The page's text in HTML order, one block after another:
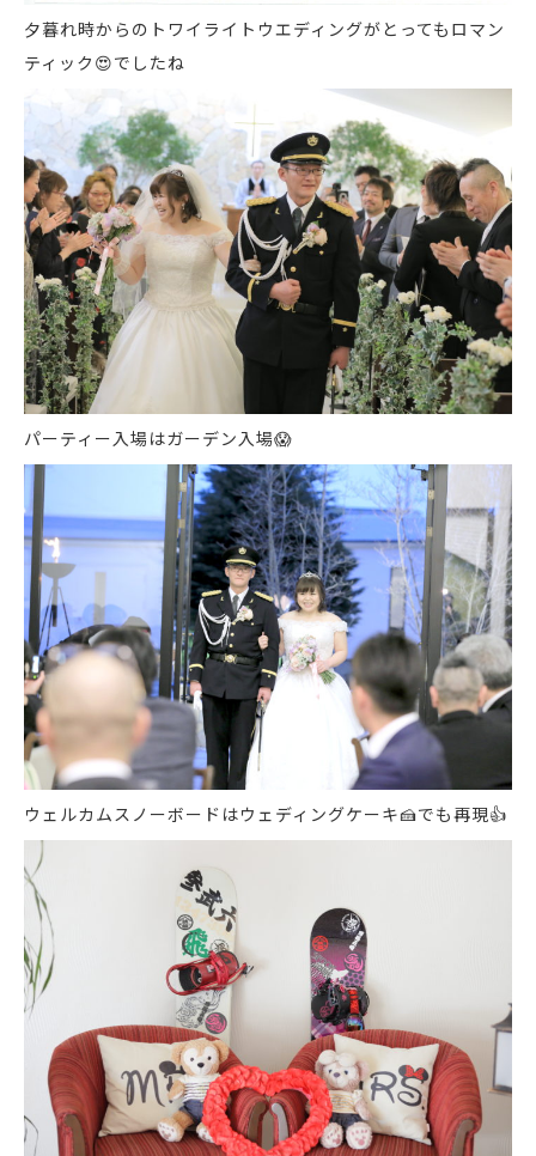
夕暮れ時からのトワイライトウエディングがとってもロマン
ティック 😍でしたね
パーティー入場はガーデン入場😱
ウェルカムスノーボードはウェディングケーキ🍰でも再現👍